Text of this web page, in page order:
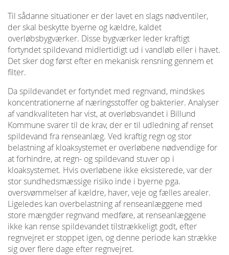
Til sådanne situationer er der lavet en slags nødventiler,
der skal beskytte byerne og kældre, kaldet
overløbsbygværker. Disse bygværker leder kraftigt
fortyndet spildevand midlertidigt ud i vandløb eller i havet.
Det sker dog først efter en mekanisk rensning gennem et
filter.
Da spildevandet er fortyndet med regnvand, mindskes
koncentrationerne af næringsstoffer og bakterier. Analyser
af vandkvaliteten har vist, at overløbsvandet i Billund
Kommune svarer til de krav, der er til udledning af renset
spildevand fra renseanlæg. Ved kraftig regn og stor
belastning af kloaksystemet er overløbene nødvendige for
at forhindre, at regn- og spildevand stuver op i
kloaksystemet. Hvis overløbene ikke eksisterede, var der
stor sundhedsmæssige risiko inde i byerne pga.
oversvømmelser af kældre, haver, veje og fælles arealer.
Ligeledes kan overbelastning af renseanlæggene med
store mængder regnvand medføre, at renseanlæggene
ikke kan rense spildevandet tilstrækkeligt godt, efter
regnvejret er stoppet igen, og denne periode kan strække
sig over flere dage efter regnvejret.